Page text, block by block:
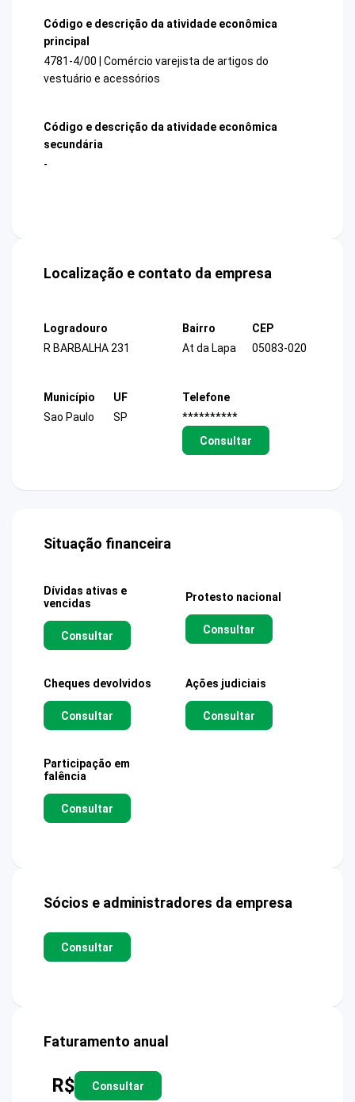
Código e descrição da atividade econômica
principal
4781-4/00 | Comércio varejista de artigos do
vestuário e acessórios
Código e descrição da atividade econômica
secundária
-
Localização e contato da empresa
Logradouro
R BARBALHA 231
Bairro
At da Lapa
CEP
05083-020
Município
Sao Paulo
UF
SP
Telefone
**********
Consultar
Situação financeira
Dívidas ativas e
vencidas
Consultar
Protesto nacional
Consultar
Cheques devolvidos
Consultar
Ações judiciais
Consultar
Participação em
falência
Consultar
Sócios e administradores da empresa
Consultar
Faturamento anual
R$ Consultar